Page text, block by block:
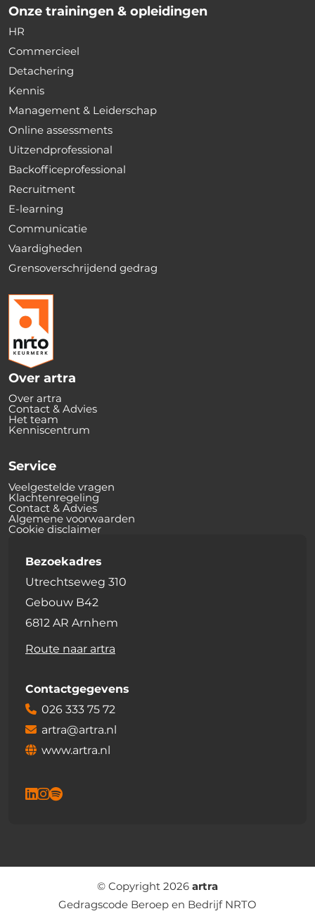
Onze trainingen & opleidingen
HR
Commercieel
Detachering
Kennis
Management & Leiderschap
Online assessments
Uitzendprofessional
Backofficeprofessional
Recruitment
E-learning
Communicatie
Vaardigheden
Grensoverschrijdend gedrag
Over artra
Over artra
Contact & Advies
Het team
Kenniscentrum
Service
Veelgestelde vragen
Klachtenregeling
Contact & Advies
Algemene voorwaarden
Cookie disclaimer
Bezoekadres
Utrechtseweg 310
Gebouw B42
6812 AR Arnhem
Route naar artra
Contactgegevens
026 333 75 72
artra@artra.nl
www.artra.nl
© Copyright 2026 artra
Gedragscode Beroep en Bedrijf NRTO